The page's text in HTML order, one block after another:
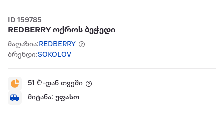
ID 159785
REDBERRY ოქროს ბეჭედი
მაღაზია: REDBERRY
ბრენდი:SOKOLOV
51 ₾-დან თვეში
მიტანა: უფასო